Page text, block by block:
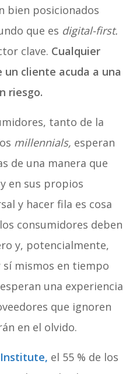
bien posicionados
que es digital-first.
clave. Cualquier
un cliente acuda a una
riesgo.
tanto de la
millennials, esperan
de una manera que
en sus propios
y hacer fila es cosa
consumidores deben
y, potencialmente,
mismos en tiempo
una experiencia
que ignoren
en el olvido.
el 55 % de los